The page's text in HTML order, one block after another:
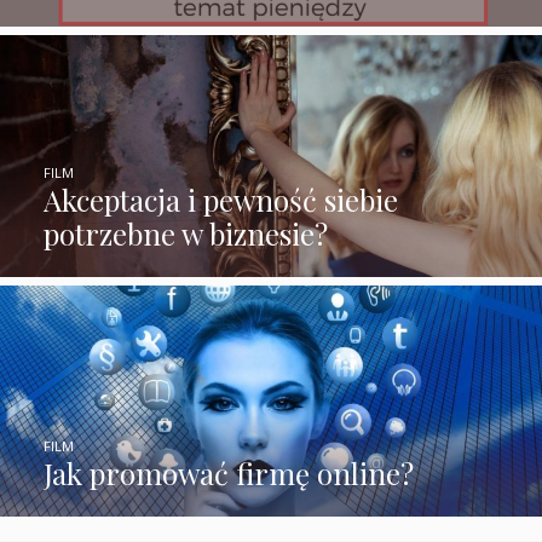
Akceptacja i pewność siebie
potrzebne w biznesie?
FILM
Jak promować firmę online?
FILM